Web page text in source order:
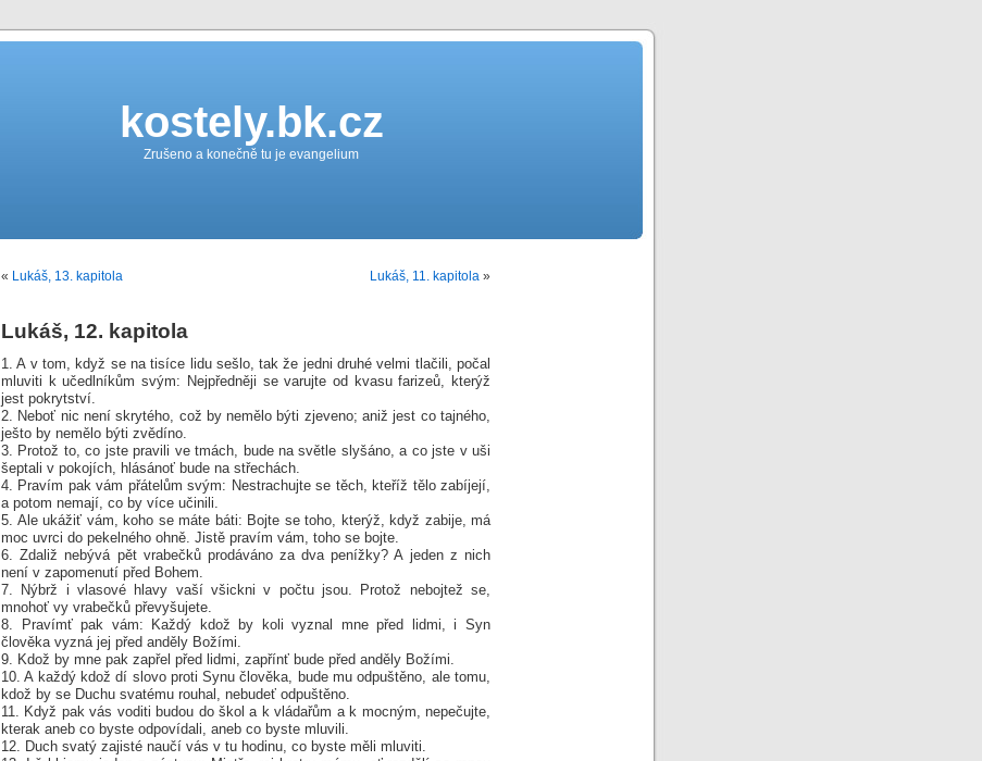
kostely.bk.cz
Zrušeno a konečně tu je evangelium
« Lukáš, 13. kapitola Lukáš, 11. kapitola »
Lukáš, 12. kapitola
1. A v tom, když se na tisíce lidu sešlo, tak že jedni druhé velmi tlačili, počal
mluviti k učedlníkům svým: Nejpředněji se varujte od kvasu farizeů, kterýž
jest pokrytství.
2. Neboť nic není skrytého, což by nemělo býti zjeveno; aniž jest co tajného,
ješto by nemělo býti zvědíno.
3. Protož to, co jste pravili ve tmách, bude na světle slyšáno, a co jste v uši
šeptali v pokojích, hlásánoť bude na střechách.
4. Pravím pak vám přátelům svým: Nestrachujte se těch, kteříž tělo zabíjejí,
a potom nemají, co by více učinili.
5. Ale ukážiť vám, koho se máte báti: Bojte se toho, kterýž, když zabije, má
moc uvrci do pekelného ohně. Jistě pravím vám, toho se bojte.
6. Zdaliž nebývá pět vrabečků prodáváno za dva penížky? A jeden z nich
není v zapomenutí před Bohem.
7. Nýbrž i vlasové hlavy vaší všickni v počtu jsou. Protož nebojtež se,
mnohoť vy vrabečků převyšujete.
8. Pravímť pak vám: Každý kdož by koli vyznal mne před lidmi, i Syn
člověka vyzná jej před anděly Božími.
9. Kdož by mne pak zapřel před lidmi, zapřínť bude před anděly Božími.
10. A každý kdož dí slovo proti Synu člověka, bude mu odpuštěno, ale tomu,
kdož by se Duchu svatému rouhal, nebudeť odpuštěno.
11. Když pak vás voditi budou do škol a k vládařům a k mocným, nepečujte,
kterak aneb co byste odpovídali, aneb co byste mluvili.
12. Duch svatý zajisté naučí vás v tu hodinu, co byste měli mluviti.